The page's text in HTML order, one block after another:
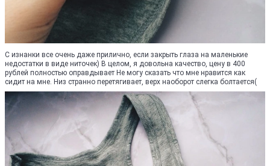
С изнанки все очень даже прилично, если закрыть глаза на маленькие
недостатки в виде ниточек) В целом, я довольна качество, цену в 400
рублей полностью оправдывает Не могу сказать что мне нравится как
сидит на мне. Низ странно перетягивает, верх наоборот слегка болтается(